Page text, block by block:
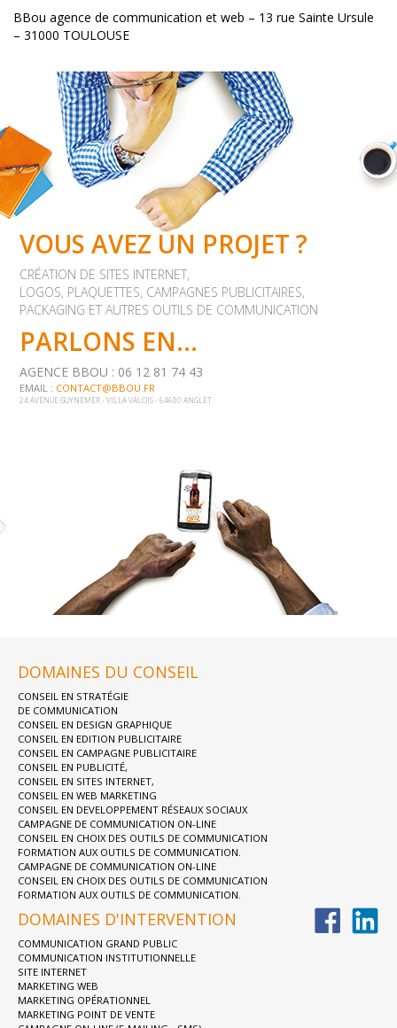
BBou agence de communication et web – 13 rue Sainte Ursule
– 31000 TOULOUSE
VOUS AVEZ UN PROJET ?
CRÉATION DE SITES INTERNET,
LOGOS, PLAQUETTES, CAMPAGNES PUBLICITAIRES,
PACKAGING ET AUTRES OUTILS DE COMMUNICATION
PARLONS EN...
AGENCE BBOU : 06 12 81 74 43
EMAIL : CONTACT@BBOU.FR
24 AVENUE GUYNEMER - VILLA VALOIS - 64600 ANGLET
DOMAINES DU CONSEIL
CONSEIL EN STRATÉGIE
DE COMMUNICATION
CONSEIL EN DESIGN GRAPHIQUE
CONSEIL EN EDITION PUBLICITAIRE
CONSEIL EN CAMPAGNE PUBLICITAIRE
CONSEIL EN PUBLICITÉ,
CONSEIL EN SITES INTERNET,
CONSEIL EN WEB MARKETING
CONSEIL EN DEVELOPPEMENT RÉSEAUX SOCIAUX
CAMPAGNE DE COMMUNICATION ON-LINE
CONSEIL EN CHOIX DES OUTILS DE COMMUNICATION
FORMATION AUX OUTILS DE COMMUNICATION.
CAMPAGNE DE COMMUNICATION ON-LINE
CONSEIL EN CHOIX DES OUTILS DE COMMUNICATION
FORMATION AUX OUTILS DE COMMUNICATION.
DOMAINES D'INTERVENTION
COMMUNICATION GRAND PUBLIC
COMMUNICATION INSTITUTIONNELLE
SITE INTERNET
MARKETING WEB
MARKETING OPÉRATIONNEL
MARKETING POINT DE VENTE